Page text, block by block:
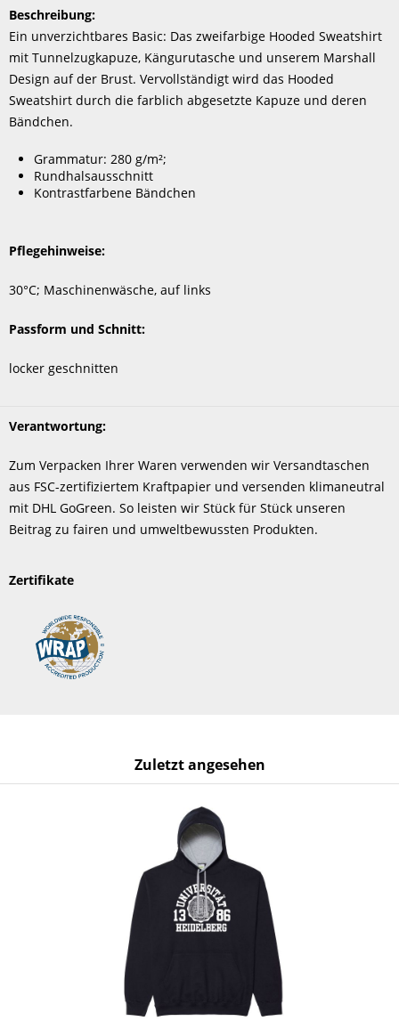
Beschreibung:
Ein unverzichtbares Basic: Das zweifarbige Hooded Sweatshirt
mit Tunnelzugkapuze, Kängurutasche und unserem Marshall
Design auf der Brust. Vervollständigt wird das Hooded
Sweatshirt durch die farblich abgesetzte Kapuze und deren
Bändchen.
Grammatur: 280 g/m²;
Rundhalsausschnitt
Kontrastfarbene Bändchen
Pflegehinweise:
30°C; Maschinenwäsche, auf links
Passform und Schnitt:
locker geschnitten
Verantwortung:
Zum Verpacken Ihrer Waren verwenden wir Versandtaschen
aus FSC-zertifiziertem Kraftpapier und versenden klimaneutral
mit DHL GoGreen. So leisten wir Stück für Stück unseren
Beitrag zu fairen und umweltbewussten Produkten.
Zertifikate
Zuletzt angesehen